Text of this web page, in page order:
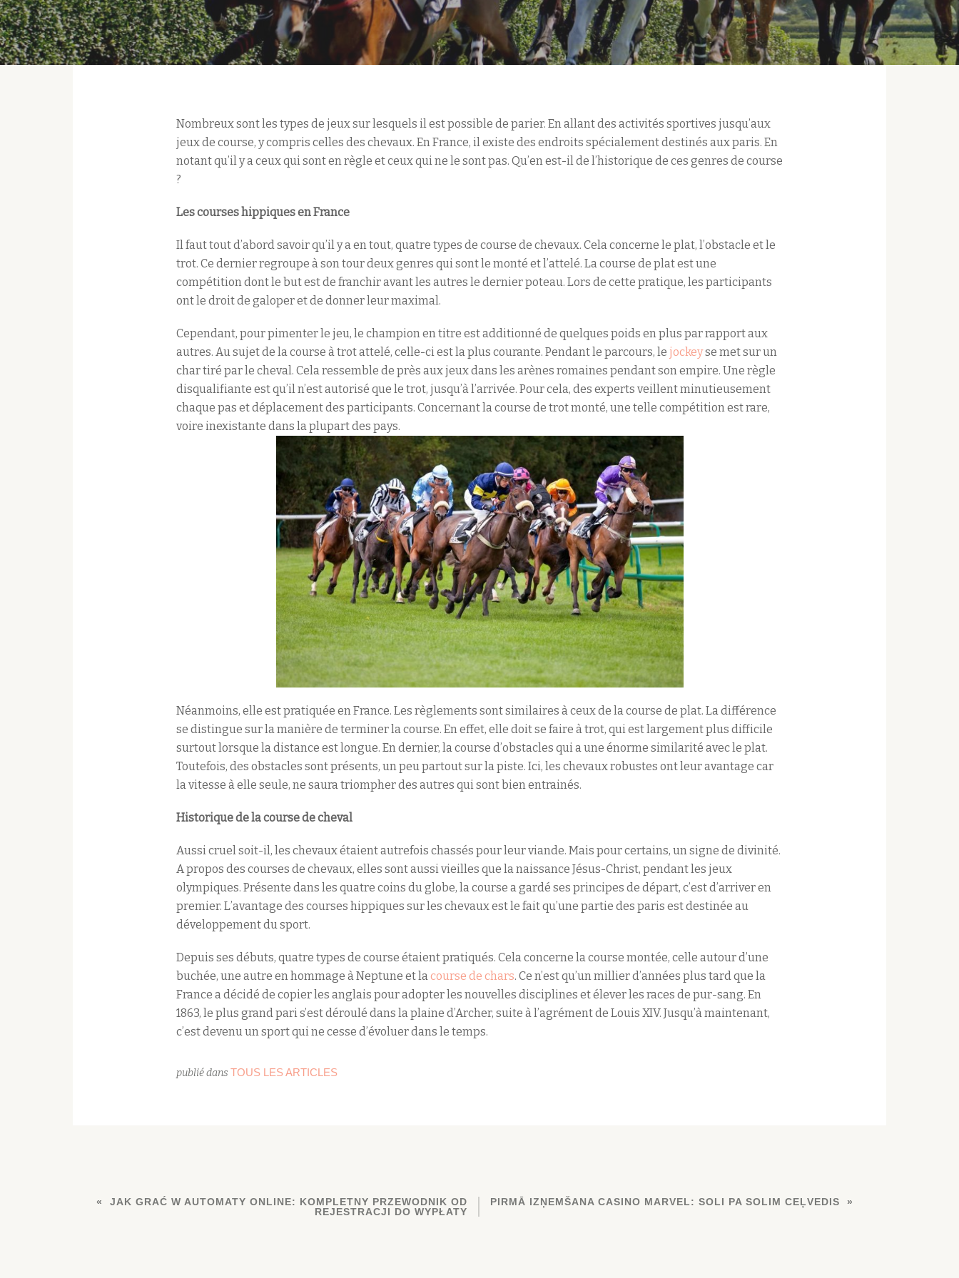
Nombreux sont les types de jeux sur lesquels il est possible de parier. En allant des activités sportives jusqu’aux
jeux de course, y compris celles des chevaux. En France, il existe des endroits spécialement destinés aux paris. En
notant qu’il y a ceux qui sont en règle et ceux qui ne le sont pas. Qu’en est-il de l’historique de ces genres de course
?
Les courses hippiques en France
Il faut tout d’abord savoir qu’il y a en tout, quatre types de course de chevaux. Cela concerne le plat, l’obstacle et le
trot. Ce dernier regroupe à son tour deux genres qui sont le monté et l’attelé. La course de plat est une
compétition dont le but est de franchir avant les autres le dernier poteau. Lors de cette pratique, les participants
ont le droit de galoper et de donner leur maximal.
Cependant, pour pimenter le jeu, le champion en titre est additionné de quelques poids en plus par rapport aux
autres. Au sujet de la course à trot attelé, celle-ci est la plus courante. Pendant le parcours, le jockeyse met sur un
char tiré par le cheval. Cela ressemble de près aux jeux dans les arènes romaines pendant son empire. Une règle
disqualifiante est qu’il n’est autorisé que le trot, jusqu’à l’arrivée. Pour cela, des experts veillent minutieusement
chaque pas et déplacement des participants. Concernant la course de trot monté, une telle compétition est rare,
voire inexistante dans la plupart des pays.
Néanmoins, elle est pratiquée en France. Les règlements sont similaires à ceux de la course de plat. La différence
se distingue sur la manière de terminer la course. En effet, elle doit se faire à trot, qui est largement plus difficile
surtout lorsque la distance est longue. En dernier, la course d’obstacles qui a une énorme similarité avec le plat.
Toutefois, des obstacles sont présents, un peu partout sur la piste. Ici, les chevaux robustes ont leur avantage car
la vitesse à elle seule, ne saura triompher des autres qui sont bien entrainés.
Historique de la course de cheval
Aussi cruel soit-il, les chevaux étaient autrefois chassés pour leur viande. Mais pour certains, un signe de divinité.
A propos des courses de chevaux, elles sont aussi vieilles que la naissance Jésus-Christ, pendant les jeux
olympiques. Présente dans les quatre coins du globe, la course a gardé ses principes de départ, c’est d’arriver en
premier. L’avantage des courses hippiques sur les chevaux est le fait qu’une partie des paris est destinée au
développement du sport.
Depuis ses débuts, quatre types de course étaient pratiqués. Cela concerne la course montée, celle autour d’une
buchée, une autre en hommage à Neptune et lacourse de chars. Ce n’est qu’un millier d’années plus tard que la
France a décidé de copier les anglais pour adopter les nouvelles disciplines et élever les races de pur-sang. En
1863, le plus grand pari s’est déroulé dans la plaine d’Archer, suite à l’agrément de Louis XIV. Jusqu’à maintenant,
c’est devenu un sport qui ne cesse d’évoluer dans le temps.
publié dans TOUS LES ARTICLES
JAK GRAĆ W AUTOMATY ONLINE: KOMPLETNY PRZEWODNIK OD
REJESTRACJI DO WYPŁATY
PIRMĀ IZŅEMŠANA CASINO MARVEL: SOLI PA SOLIM CEĻVEDIS